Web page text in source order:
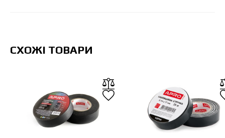
СХОЖІ ТОВАРИ